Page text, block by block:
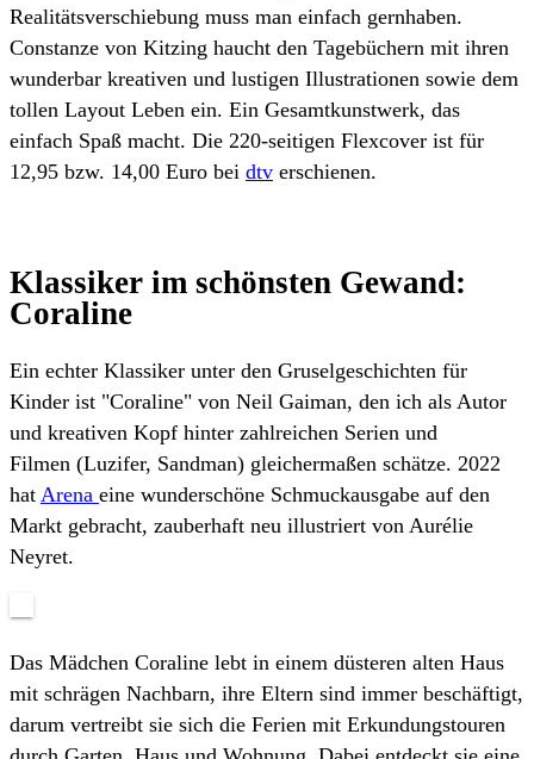
Realitätsverschiebung muss man einfach gernhaben.
Constanze von Kitzing haucht den Tagebüchern mit ihren
wunderbar kreativen und lustigen Illustrationen sowie dem
tollen Layout Leben ein. Ein Gesamtkunstwerk, das
einfach Spaß macht. Die 220-seitigen Flexcover ist für
12,95 bzw. 14,00 Euro bei dtv erschienen.
Klassiker im schönsten Gewand:
Coraline
Ein echter Klassiker unter den Gruselgeschichten für
Kinder ist "Coraline" von Neil Gaiman, den ich als Autor
und kreativen Kopf hinter zahlreichen Serien und
Filmen (Luzifer, Sandman) gleichermaßen schätze. 2022
hat Arena eine wunderschöne Schmuckausgabe auf den
Markt gebracht, zauberhaft neu illustriert von Aurélie
Neyret.
Das Mädchen Coraline lebt in einem düsteren alten Haus
mit schrägen Nachbarn, ihre Eltern sind immer beschäftigt,
darum vertreibt sie sich die Ferien mit Erkundungstouren